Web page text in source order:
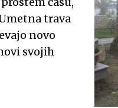
trava
novo
svojih